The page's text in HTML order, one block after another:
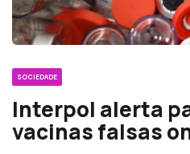
SOCIEDADE
Interpol alerta
vacinas falsas